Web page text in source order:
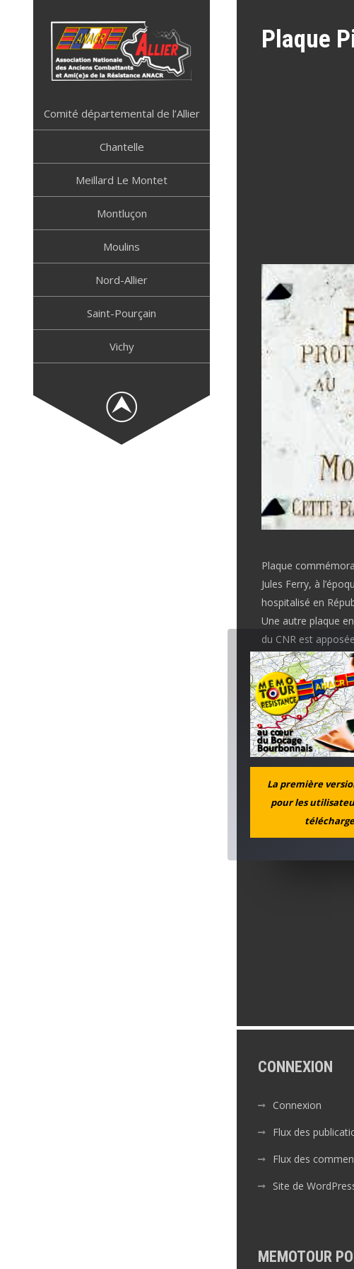
La première
pour les
Comité départemental de l’Allier
Chantelle
Meillard Le Montet
Montluçon
Moulins
Nord-Allier
Saint-Pourçain
Vichy
Plaque
Plaque
Jules Ferry, à
hospitalisé en
Une autre plaque
du CNR est
domicile
article sur
CONNEXION
Connexion
Flux des
Flux des
Site de
MEMOTOUR